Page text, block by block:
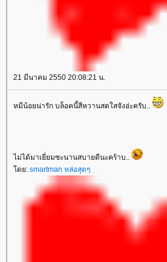
21 มีนาคม 2550 20:08:21 น.
หมีน้อยน่ารัก บล็อคนี้สีหวานสดใสจังอ่ะครับ..
ไม่ได้มาเยี่ยมซะนานสบายดีนะคร้าบ..
ดย: smartman หล่อสุดๆ